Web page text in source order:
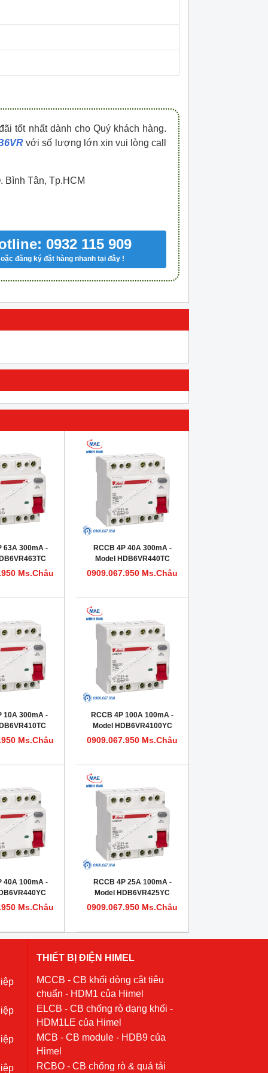
0909.067.950 Ms.Châu
tốt nhất dành cho Quý khách hàng.
với số lượng lớn xin vui lòng call
Bình Tân, Tp.HCM
0932 115 909
đăng ký đặt hàng nhanh tại đây !
63A 300mA -
Ms.Châu
RCCB 4P 40A 300mA -
Model HDB6VR440TC
0909.067.950 Ms.Châu
10A 300mA -
Ms.Châu
RCCB 4P 100A 100mA -
Model HDB6VR4100YC
0909.067.950 Ms.Châu
40A 100mA -
Ms.Châu
RCCB 4P 25A 100mA -
Model HDB6VR425YC
0909.067.950 Ms.Châu
THIẾT BỊ ĐIỆN HIMEL
MCCB - CB khối dòng cắt tiêu
chuẩn - HDM1 của Himel
ELCB - CB chống rò dạng khối -
HDM1LE của Himel
MCB - CB module - HDB9 của
Himel
RCBO - CB chống rò & quá tải